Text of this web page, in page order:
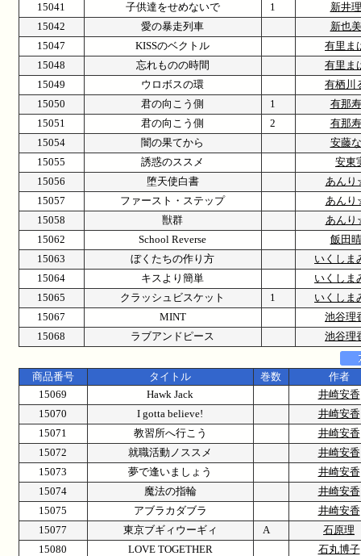
15041
子供達をせめないで 1
新井
15042
愛の暴走列車
新也
15047
KISSのベクトル
有里ま
15048
忘れものの時間
有里ま
15049
ウロボスの環
有栖川
15050
君の向こう側 1
有那
15051
君の向こう側 2
有那
15054
闇の果てから
安藤
15055
誘惑のススメ
安東
15056
堕天使白書
あん
15057
ファースト・ステップ
あん
15058
獣群
あん
15062
School Reverse
飯田
15063
ぼくたちの作り方
いくしま
15064
キスより簡単
いくしま
15065
クラッシュビスケット 1
いくしま
15067
MINT
池谷理
15068
ラブアンドピース 池谷理
商品番号 タイトル 巻数
作者
15069
Hawk Jack
井崎安香
15070
I gotta believe!
井崎安香
15071
教習所へ行こう
井崎安香
15072
就職活動ノススメ
井崎安香
15073
夢で逢いましょう
井崎安香
15074
魔法の指輪
井崎安香
15075
アブラカダブラ
井崎安香
15077
東京ブギィウーギィ A
石原理
15080
LOVE TOGETHER
石丸博子